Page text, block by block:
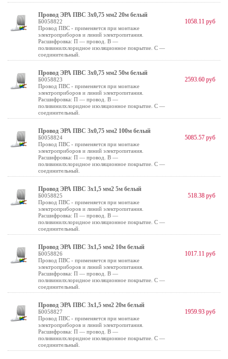
Провод ЭРА ПВС 3х0,75 мм2 20м белый
Б0058822
Провод ПВС - применяется при монтаже
электроприборов и линий электропитания.
Расшифровка: П — провод. В —
поливинилхлоридное изоляционное покрытие. С —
соединительный.
1058.11 руб
Провод ЭРА ПВС 3х0,75 мм2 50м белый
Б0058823
Провод ПВС - применяется при монтаже
электроприборов и линий электропитания.
Расшифровка: П — провод. В —
поливинилхлоридное изоляционное покрытие. С —
соединительный.
2593.60 руб
Провод ЭРА ПВС 3х0,75 мм2 100м белый
Б0058824
Провод ПВС - применяется при монтаже
электроприборов и линий электропитания.
Расшифровка: П — провод. В —
поливинилхлоридное изоляционное покрытие. С —
соединительный.
5085.57 руб
Провод ЭРА ПВС 3х1,5 мм2 5м белый
Б0058825
Провод ПВС - применяется при монтаже
электроприборов и линий электропитания.
Расшифровка: П — провод. В —
поливинилхлоридное изоляционное покрытие. С —
соединительный.
518.38 руб
Провод ЭРА ПВС 3х1,5 мм2 10м белый
Б0058826
Провод ПВС - применяется при монтаже
электроприборов и линий электропитания.
Расшифровка: П — провод. В —
поливинилхлоридное изоляционное покрытие. С —
соединительный.
1017.11 руб
Провод ЭРА ПВС 3х1,5 мм2 20м белый
Б0058827
Провод ПВС - применяется при монтаже
электроприборов и линий электропитания.
Расшифровка: П — провод. В —
поливинилхлоридное изоляционное покрытие. С —
соединительный.
1959.93 руб